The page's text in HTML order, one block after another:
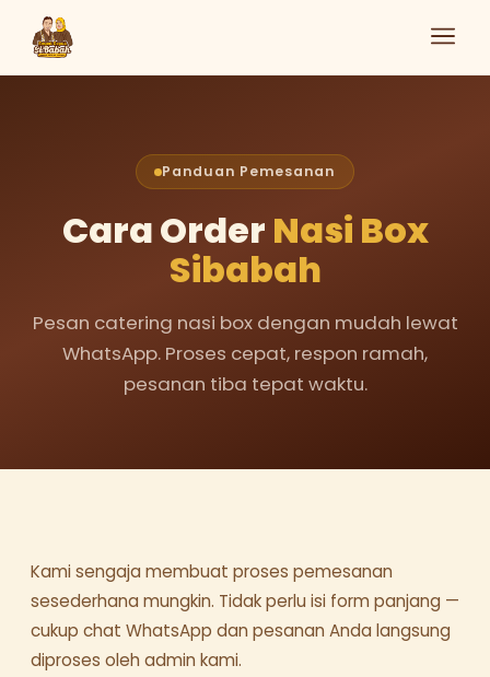
Panduan Pemesanan
Cara Order Nasi Box
Sibabah
Pesan catering nasi box dengan mudah lewat
WhatsApp. Proses cepat, respon ramah,
pesanan tiba tepat waktu.
Kami sengaja membuat proses pemesanan
sesederhana mungkin. Tidak perlu isi form panjang —
cukup chat WhatsApp dan pesanan Anda langsung
diproses oleh admin kami.